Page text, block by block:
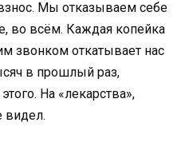
Мы отказываем себе
во всём. Каждая копейка
звонком откатывает нас
в прошлый раз,
На «лекарства»,
видел.